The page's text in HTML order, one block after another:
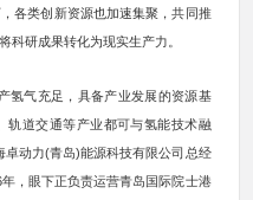
各类创新资源也加速集聚，共同推
科研成果转化为现实生产力。
氢气充足，具备产业发展的资源基
轨道交通等产业都可与氢能技术融
卓动力(青岛)能源科技有限公司总经
，眼下正负责运营青岛国际院士港